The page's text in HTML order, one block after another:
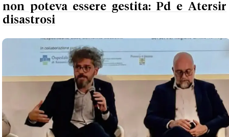
non poteva essere gestita: Pd e Atersir
disastrosi